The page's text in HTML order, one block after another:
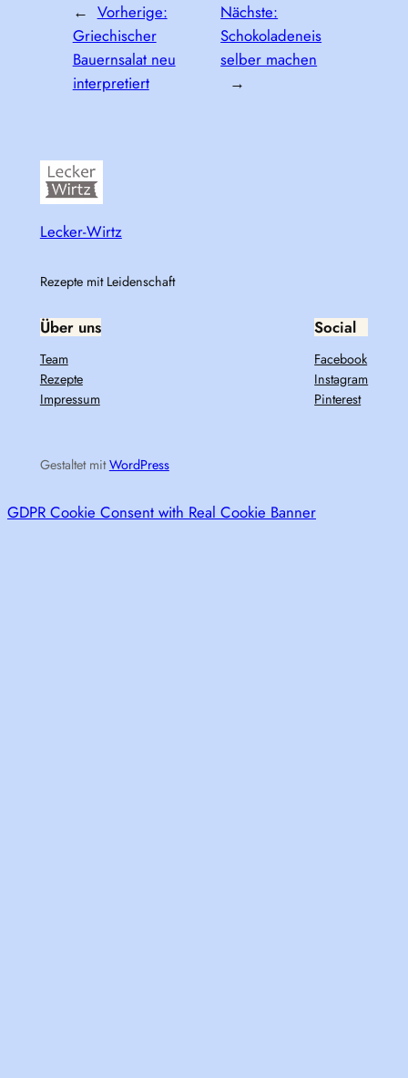
← Vorherige:
Griechischer
Bauernsalat neu
interpretiert
Nächste:
Schokoladeneis
selber machen
→
Lecker-Wirtz
Rezepte mit Leidenschaft
Über uns
Team
Rezepte
Impressum
Social
Facebook
Instagram
Pinterest
Gestaltet mitWordPress
GDPR Cookie Consent with Real Cookie Banner